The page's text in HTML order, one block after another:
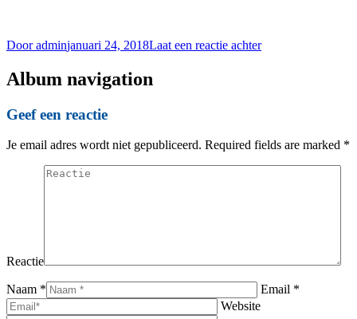
Dooradminjanuari 24, 2018Laat een reactie achter
Album navigation
Geef een reactie
Je email adres wordt niet gepubliceerd. Required fields are marked *
Reactie
Naam *
Email *
Website